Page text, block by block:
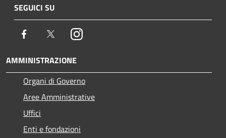
SEGUICI SU
Facebook TwitterInstagram
AMMINISTRAZIONE
Organi di Governo
Aree Amministrative
Uffici
Enti e fondazioni